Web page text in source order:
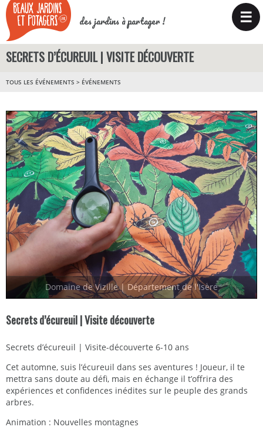
des jardins à partager ! ☰
SECRETS D’ÉCUREUIL | VISITE DÉCOUVERTE
TOUS LES ÉVÉNEMENTS > ÉVÉNEMENTS
Domaine de Vizille | Département de l'Isère
Secrets d’écureuil | Visite découverte
Secrets d’écureuil | Visite-découverte 6-10 ans
Cet automne, suis l’écureuil dans ses aventures ! Joueur, il te
mettra sans doute au défi, mais en échange il t’offrira des
expériences et confidences inédites sur le peuple des grands
arbres.
Animation : Nouvelles montagnes